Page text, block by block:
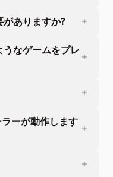
ありますか?
なゲームをプレ
ーが動作します